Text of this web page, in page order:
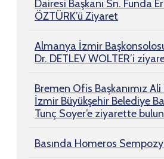
Dairesi Başkanı Sn. Funda
ÖZTÜRK’ü Ziyaret
Almanya İzmir
Dr. DETLEV WOLTER’i
Bremen Ofis Başkanımız Ali
İzmir Büyükşehir Belediye
Tunç Soyer’e ziyarette
Basında Homeros